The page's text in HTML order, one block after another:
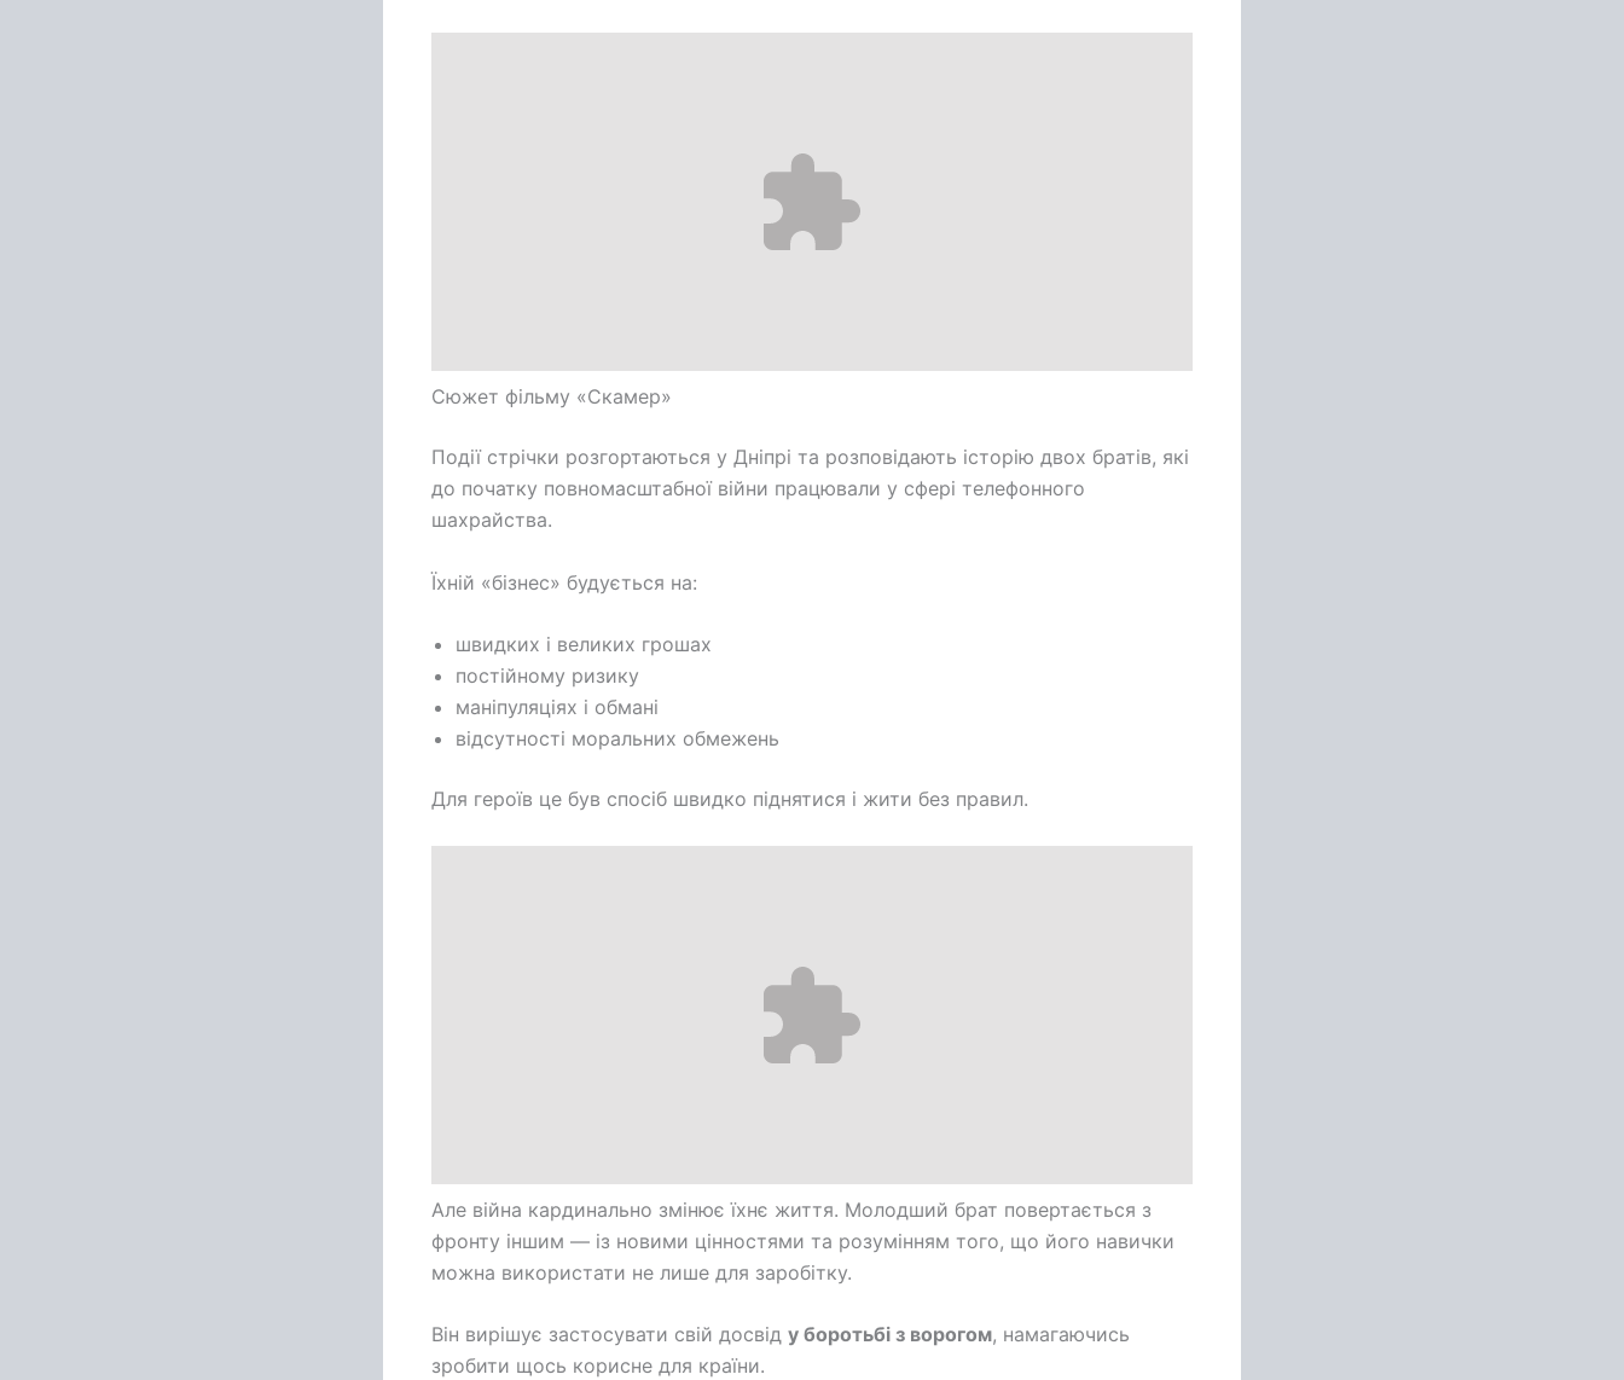
Сюжет фільму «Скамер»
Події стрічки розгортаються у Дніпрі та розповідають історію двох братів, які
до початку повномасштабної війни працювали у сфері телефонного
шахрайства.
Їхній «бізнес» будується на:
швидких і великих грошах
постійному ризику
маніпуляціях і обмані
відсутності моральних обмежень
Для героїв це був спосіб швидко піднятися і жити без правил.
Але війна кардинально змінює їхнє життя. Молодший брат повертається з
фронту іншим — із новими цінностями та розумінням того, що його навички
можна використати не лише для заробітку.
Він вирішує застосувати свій досвід у боротьбі з ворогом, намагаючись
зробити щось корисне для країни.